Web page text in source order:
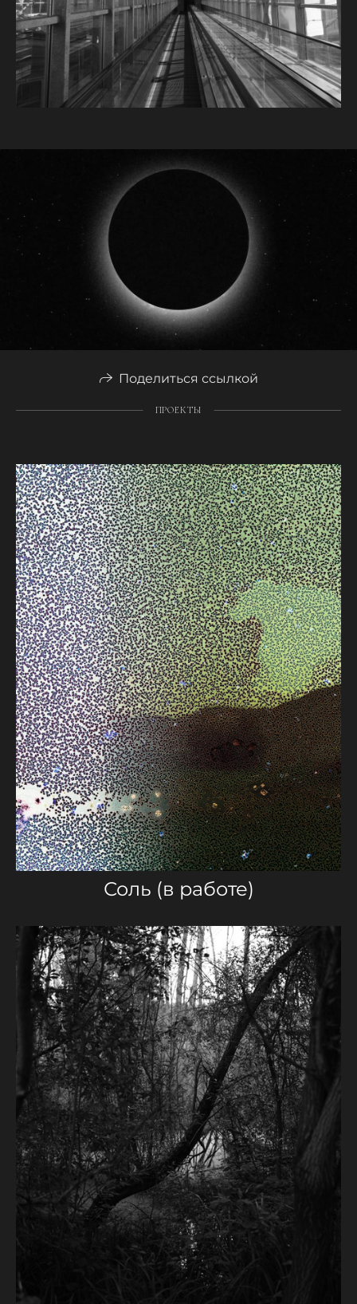
Поделиться ссылкой
ПРОЕКТЫ
Соль (в работе)